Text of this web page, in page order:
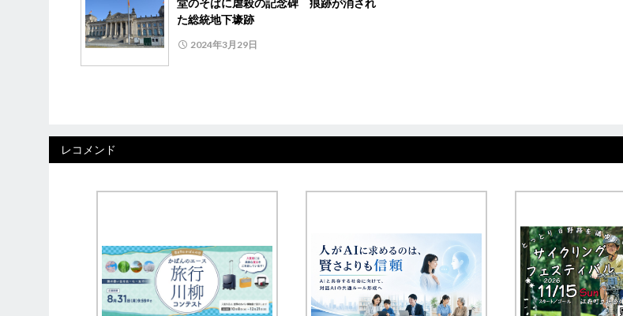
た総統地下壕跡
2024年3月29日
レコメンド